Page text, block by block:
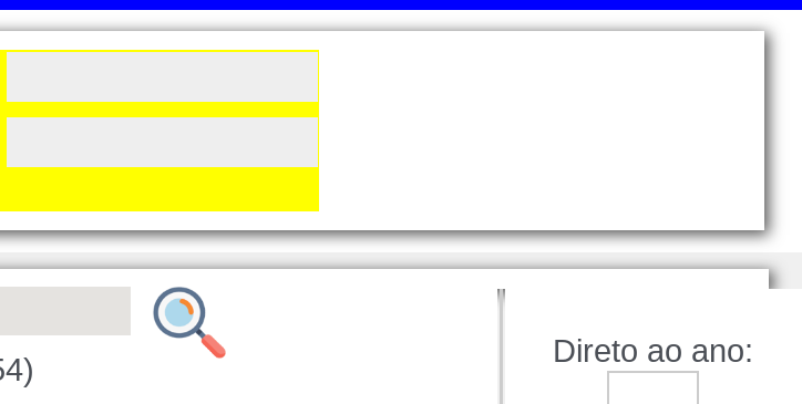
Direto ao ano: